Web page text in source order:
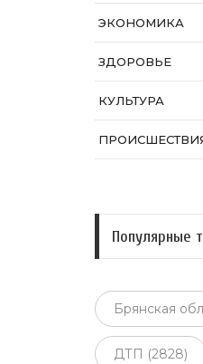
ЭКОНОМИКА
ЗДОРОВЬЕ
КУЛЬТУРА
Популярные
Брянская
ДТП (2828)